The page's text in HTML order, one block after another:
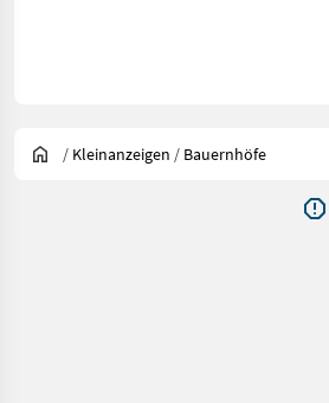
/ Kleinanzeigen / Bauernhöfe